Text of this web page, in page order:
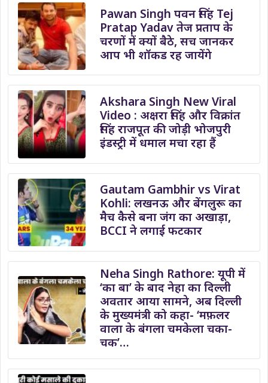
Pawan Singh पवन सिंह Tej
Pratap Yadav तेज प्रताप के
चरणों में क्यों बैठे, सच जानकर
आप भी शॉकड रह जायेंगे
Akshara Singh New Viral
Video : अक्षरा सिंह और विक्रांत
सिंह राजपूत की जोड़ी भोजपुरी
इंडस्ट्री में धमाल मचा रहा हैं
Gautam Gambhir vs Virat
Kohli: लखनऊ और बेंगलुरू का
मैच कैसे बना जंग का अखाड़ा,
BCCI ने लगाई फटकार
Neha Singh Rathore: यूपी में
‘का बा’ के बाद नेहा का दिल्ली
अवतार आया सामने, अब दिल्ली
के मुख्यमंत्री को कहा- ‘मफ़लर
वाला के बंगला चमकेला चका-
चक’…